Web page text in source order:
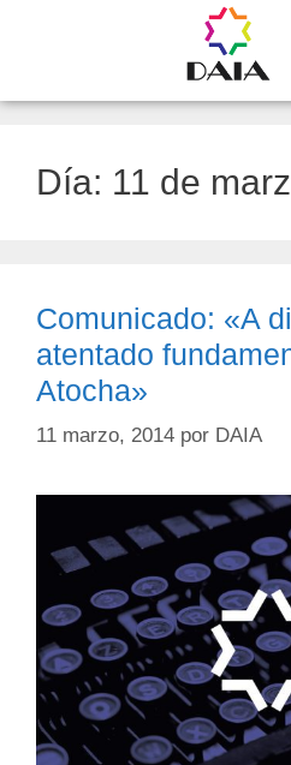
Día: 11 de
Comunicado: «A
atentado
Atocha»
11 marzo, 2014 por DAIA